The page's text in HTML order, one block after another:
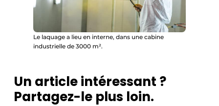
Le laquage a lieu en interne, dans une cabine
industrielle de 3000 m².
Un article intéressant ?
Partagez-le plus loin.